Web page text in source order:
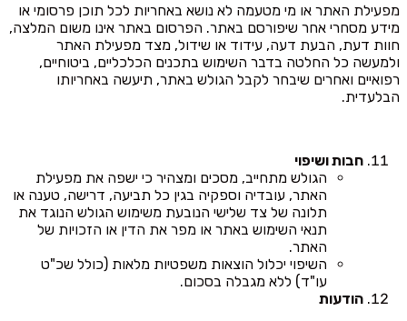
מפעילת האתר או מי מטעמה לא נושא באחריות לכל תוכן פרסומי או
מידע מסחרי אחר שיפורסם באתר. הפרסום באתר אינו משום המלצה,
חוות דעת, הבעת דעה, עידוד או שידול, מצד מפעילת האתר
ולמעשה כל החלטה בדבר השימוש בתכנים הכלכליים, ביטוחיים,
רפואיים ואחרים שיבחר לקבל הגולש באתר, תיעשה באחריותו
הבלעדית.
חבות ושיפוי
הגולש מתחייב, מסכים ומצהיר כי ישפה את מפעילת
האתר, עובדיה וספקיה בגין כל תביעה, דרישה, טענה או
תלונה של צד שלישי הנובעת משימוש הגולש הנוגד את
תנאי השימוש באתר או מפר את הדין או הזכויות של
האתר.
השיפוי יכלול הוצאות משפטיות מלאות (כולל שכ"ט
עו"ד) ללא מגבלה בסכום.
הודעות